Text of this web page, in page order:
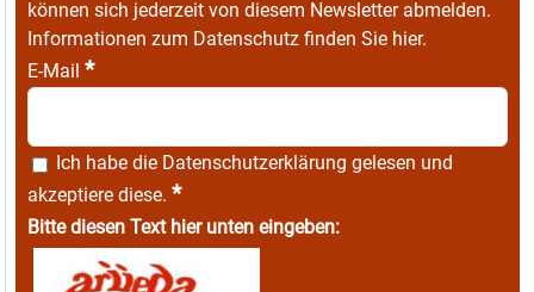
können sich jederzeit von diesem Newsletter abmelden.
Informationen zum Datenschutz finden Sie hier.
E-Mail *
Ich habe die Datenschutzerklärung gelesen und
akzeptiere diese. *
Bitte diesen Text hier unten eingeben: